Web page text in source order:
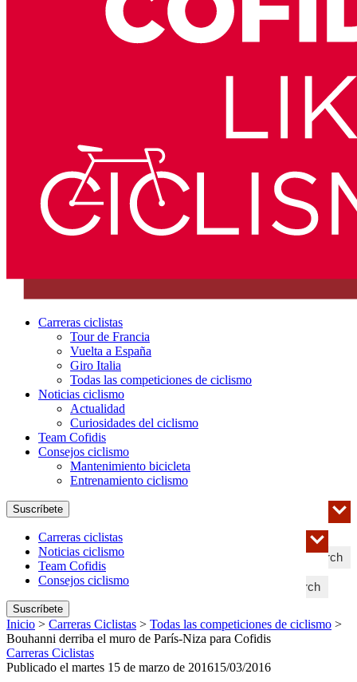
Carreras ciclistas
Tour de Francia
Vuelta a España
Giro Italia
Todas las competiciones de ciclismo
Noticias ciclismo
Actualidad
Curiosidades del ciclismo
Team Cofidis
Consejos ciclismo
Mantenimiento bicicleta
Entrenamiento ciclismo
Search
Suscríbete
Search
Carreras ciclistas
Noticias ciclismo
Team Cofidis
Consejos ciclismo
Suscríbete
Inicio > Carreras Ciclistas > Todas las competiciones de ciclismo >
Bouhanni derriba el muro de París-Niza para Cofidis
Carreras Ciclistas
Publicado el martes 15 de marzo de 201615/03/2016